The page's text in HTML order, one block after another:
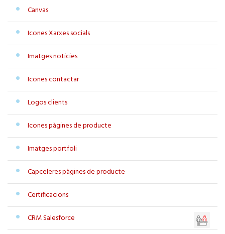
Canvas
Icones Xarxes socials
Imatges noticies
Icones contactar
Logos clients
Icones pàgines de producte
Imatges portfoli
Capceleres pàgines de producte
Certificacions
CRM Salesforce